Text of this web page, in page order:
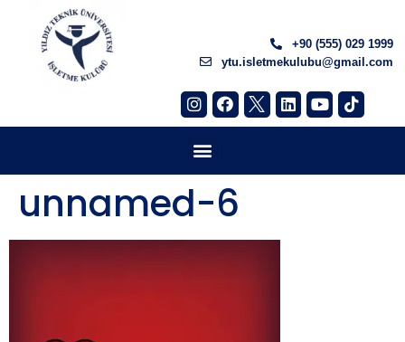
+90 (555) 029 1999
ytu.isletmekulubu@gmail.com
unnamed-6